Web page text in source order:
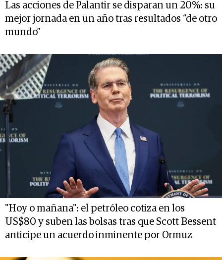
Las acciones de Palantir se disparan un 20%: su
mejor jornada en un año tras resultados “de otro
mundo”
"Hoy o mañana": el petróleo cotiza en los
US$80 y suben las bolsas tras que Scott Bessent
anticipe un acuerdo inminente por Ormuz